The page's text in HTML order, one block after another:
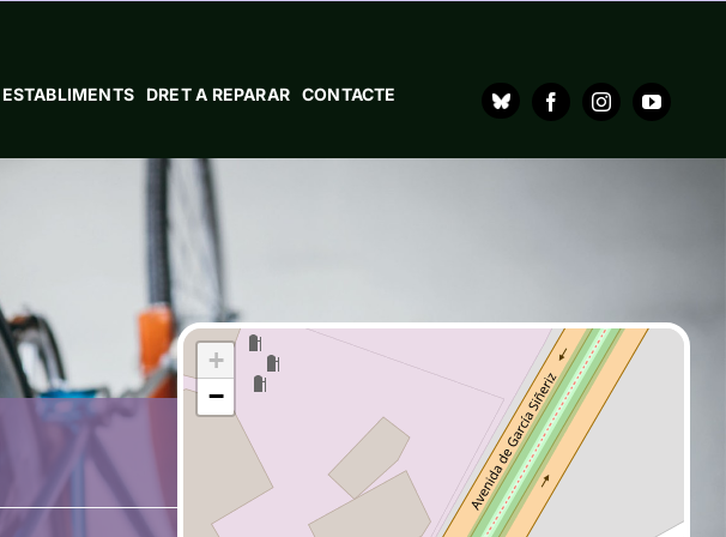
ESTABLIMENTS DRET A REPARAR CONTACTE
+
−